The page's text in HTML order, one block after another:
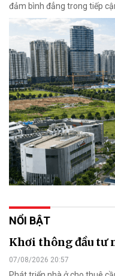
đảm bình đẳng trong tiếp
NỔI BẬT
Khơi thông đầu tư
07/08/2026 20:57